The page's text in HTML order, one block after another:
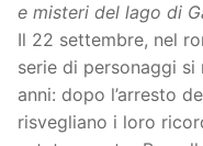
e misteri del lago di
Il 22 settembre, nel
serie di personaggi
anni: dopo l’arresto
risvegliano i loro